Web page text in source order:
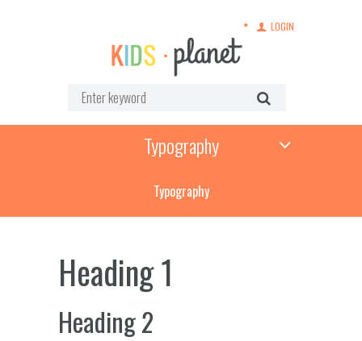
LOGIN
Typography
Typography
Heading 1
Heading 2